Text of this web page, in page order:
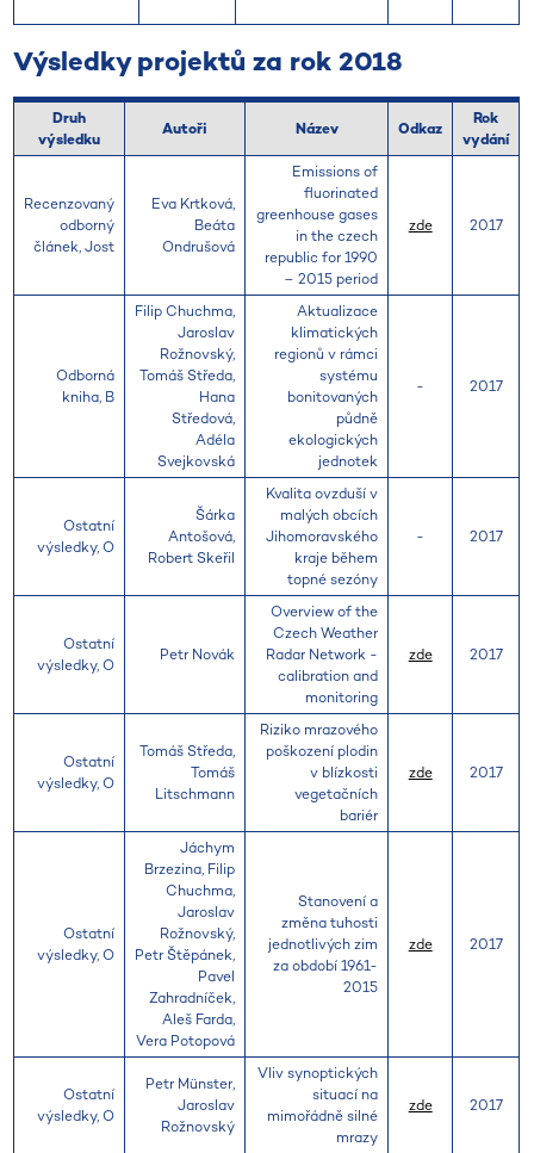
Výsledky projektů za rok 2018
Druh
výsledku
Autoři Název Odkaz
Rok
vydání
Recenzovaný
odborný
článek, Jost
Eva Krtková,
Beáta
Ondrušová
Emissions of
fluorinated
greenhouse gases
in the czech
republic for 1990
– 2015 period
zde 2017
Odborná
kniha, B
Filip Chuchma,
Jaroslav
Rožnovský,
Tomáš Středa,
Hana
Středová,
Adéla
Svejkovská
Aktualizace
klimatických
regionů v rámci
systému
bonitovaných
půdně
ekologických
jednotek
- 2017
Ostatní
výsledky, O
Šárka
Antošová,
Robert Skeřil
Kvalita ovzduší v
malých obcích
Jihomoravského
kraje během
topné sezóny
- 2017
Ostatní
výsledky, O
Petr Novák
Overview of the
Czech Weather
Radar Network -
calibration and
monitoring
zde 2017
Ostatní
výsledky, O
Tomáš Středa,
Tomáš
Litschmann
Riziko mrazového
poškození plodin
v blízkosti
vegetačních
bariér
zde 2017
Ostatní
výsledky, O
Jáchym
Brzezina, Filip
Chuchma,
Jaroslav
Rožnovský,
Petr Štěpánek,
Pavel
Zahradníček,
Aleš Farda,
Vera Potopová
Stanovení a
změna tuhosti
jednotlivých zim
za období 1961-
2015
zde 2017
Ostatní
výsledky, O
Petr Münster,
Jaroslav
Rožnovský
Vliv synoptických
situací na
mimořádně silné
mrazy
zde 2017